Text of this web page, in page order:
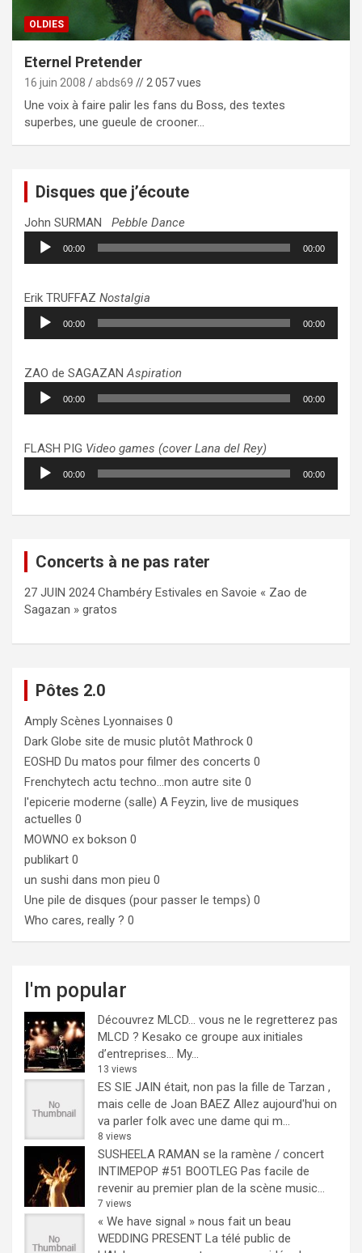
OLDIES
Eternel Pretender
16 juin 2008 abds69 // 2 057 vues
Une voix à faire palir les fans du Boss, des textes
superbes, une gueule de crooner…
Disques que j’écoute
John SURMAN Pebble Dance
Lecteur
audio
00:00 00:00
Erik TRUFFAZ Nostalgia
Lecteur
audio
00:00 00:00
ZAO de SAGAZANAspiration
Lecteur
audio
00:00 00:00
FLASH PIG Video games (cover Lana del Rey)
Lecteur
audio
00:00 00:00
Concerts à ne pas rater
27 JUIN 2024 Chambéry Estivales en Savoie « Zao de
Sagazan » gratos
Pôtes 2.0
Amply Scènes Lyonnaises 0
Dark Globe site de music plutôt Mathrock 0
EOSHD Du matos pour filmer des concerts 0
Frenchytech actu techno…mon autre site 0
l'epicerie moderne (salle) A Feyzin, live de musiques
actuelles 0
MOWNO ex bokson 0
publikart 0
un sushi dans mon pieu 0
Une pile de disques (pour passer le temps) 0
Who cares, really ? 0
I'm popular
Découvrez MLCD… vous ne le regretterez pas
MLCD ? Kesako ce groupe aux initiales
d’entreprises… My...
13 views
ES SIE JAIN était, non pas la fille de Tarzan ,
mais celle de Joan BAEZ Allez aujourd'hui on
va parler folk avec une dame qui m...
8 views
SUSHEELA RAMAN se la ramène / concert
INTIMEPOP #51 BOOTLEG Pas facile de
revenir au premier plan de la scène music...
7 views
« We have signal » nous fait un beau
WEDDING PRESENT La télé public de